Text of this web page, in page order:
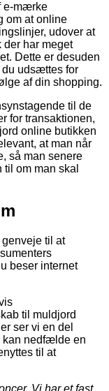
e-mærke
om at online
udover at
der har meget
Dette er desuden
du udsættes for
af din shopping.
til de
for transaktionen,
online butikken
at man når
så man senere
om man skal
til at
beser internet
til muldjord
ser vi en del
kan nedfælde en
til at